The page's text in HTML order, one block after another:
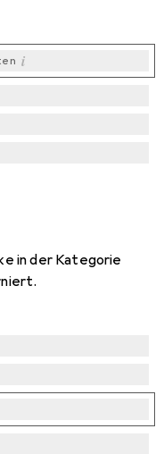
i
in der Kategorie